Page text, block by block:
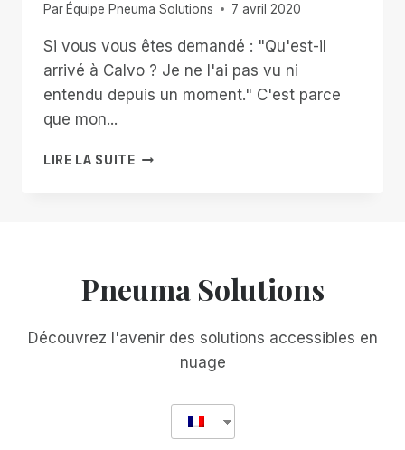
Par Équipe Pneuma Solutions 7 avril 2020
Si vous vous êtes demandé : "Qu'est-il
arrivé à Calvo ? Je ne l'ai pas vu ni
entendu depuis un moment." C'est parce
que mon...
LIRE LA SUITELA
ACCESSIBLES
Pneuma Solutions
Découvrez l'avenir des solutions accessibles en
nuage